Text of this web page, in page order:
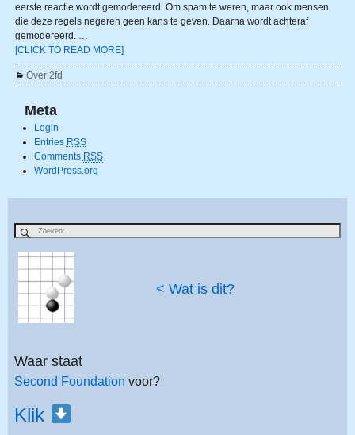
eerste reactie wordt gemodereerd. Om spam te weren, maar ook mensen
die deze regels negeren geen kans te geven. Daarna wordt achteraf
gemodereerd. …
[CLICK TO READ MORE]
Over 2fd
Meta
Login
Entries RSS
Comments RSS
WordPress.org
< Wat is dit?
Waar staat
Second Foundation voor?
Klik